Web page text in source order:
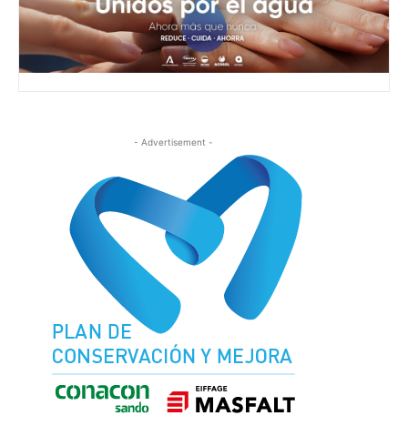
- Advertisement -